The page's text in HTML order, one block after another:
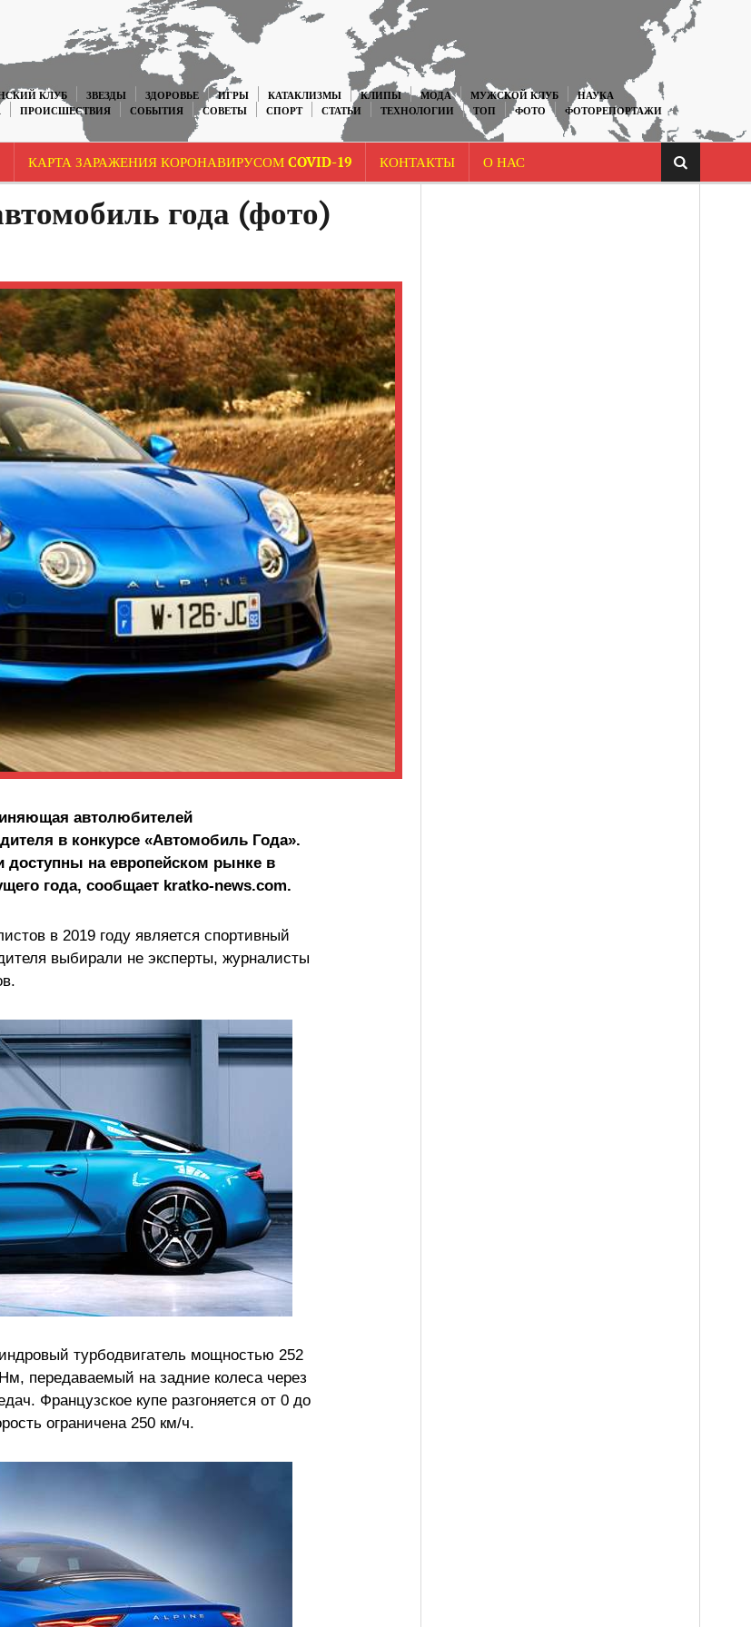
КЛУБ ЗВЕЗДЫ ЗДОРОВЬЕ ИГРЫ КАТАКЛИЗМЫ КЛИПЫ МОДА МУЖСКОЙ КЛУБ
НАУКА
ПРОИСШЕСТВИЯ СОБЫТИЯ СОВЕТЫ СПОРТ СТАТЬИ ТЕХНОЛОГИИ ТОП ФОТО
ФОТОРЕПОРТАЖИ
КАРТА ЗАРАЖЕНИЯ КОРОНАВИРУСОМ COVID-19 КОНТАКТЫ О НАС
года (фото)
автолюбителей
в конкурсе «Автомобиль Года».
доступны на европейском рынке в
года, сообщает kratko-news.com.
в 2019 году является спортивный
выбирали не эксперты, журналисты
турбодвигатель мощностью 252
передаваемый на задние колеса через
Французское купе разгоняется от 0 до
ограничена 250 км/ч.